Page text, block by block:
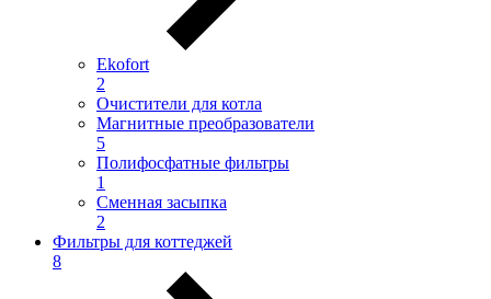
Ekofort
2
Очистители для котла
Магнитные преобразователи
5
Полифосфатные фильтры
1
Сменная засыпка
2
Фильтры для коттеджей
8